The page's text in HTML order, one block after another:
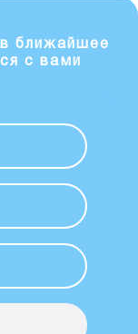
в ближайшее
с вами